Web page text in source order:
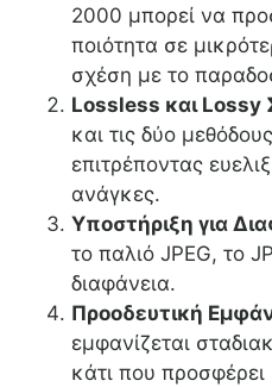
2000 μπορεί να
ποιότητα σε
σχέση με το
Lossless και Lossy
και τις δύο
επιτρέποντας
ανάγκες.
Υποστήριξη για
το παλιό JPEG, το
διαφάνεια.
Προοδευτική
εμφανίζεται
κάτι που προσφέρει